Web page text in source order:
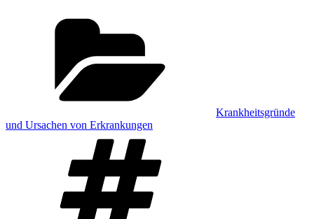
Krankheitsgründe
und Ursachen von Erkrankungen